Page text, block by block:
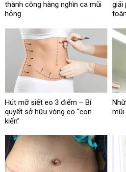
thành công hàng nghìn ca mũi
hỏng
giải
Hút mỡ siết eo 3 điểm – Bí
quyết sở hữu vòng eo “con
kiến”
mũi